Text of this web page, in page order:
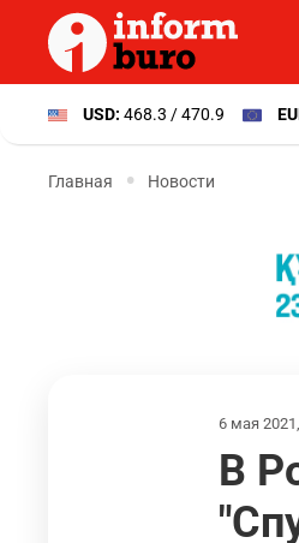
USD: 468.3 / 470.9
Главная Новости
6 мая
В